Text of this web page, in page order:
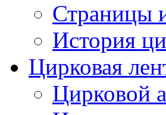
Страницы
История
Цирковая
Цирковой